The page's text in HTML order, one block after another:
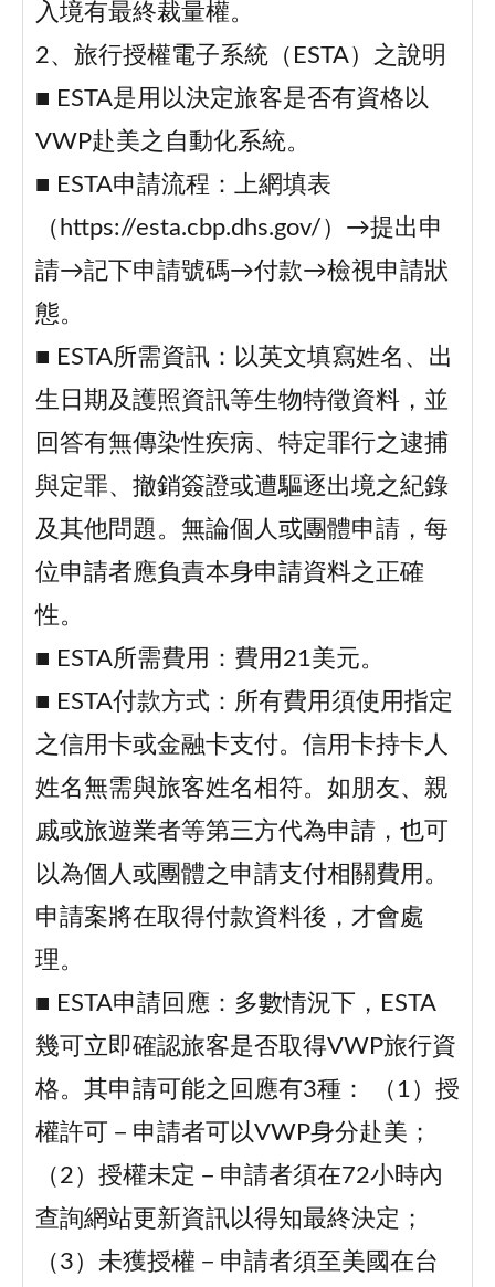
入境有最終裁量權。
2、旅行授權電子系統（ESTA）之說明
■ ESTA是用以決定旅客是否有資格以
VWP赴美之自動化系統。
■ ESTA申請流程：上網填表
（https://esta.cbp.dhs.gov/）→提出申
請→記下申請號碼→付款→檢視申請狀
態。
■ ESTA所需資訊：以英文填寫姓名、出
生日期及護照資訊等生物特徵資料，並
回答有無傳染性疾病、特定罪行之逮捕
與定罪、撤銷簽證或遭驅逐出境之紀錄
及其他問題。無論個人或團體申請，每
位申請者應負責本身申請資料之正確
性。
■ ESTA所需費用：費用21美元。
■ ESTA付款方式：所有費用須使用指定
之信用卡或金融卡支付。信用卡持卡人
姓名無需與旅客姓名相符。如朋友、親
戚或旅遊業者等第三方代為申請，也可
以為個人或團體之申請支付相關費用。
申請案將在取得付款資料後，才會處
理。
■ ESTA申請回應：多數情況下，ESTA
幾可立即確認旅客是否取得VWP旅行資
格。其申請可能之回應有3種： （1）授
權許可－申請者可以VWP身分赴美；
（2）授權未定－申請者須在72小時內
查詢網站更新資訊以得知最終決定；
（3）未獲授權－申請者須至美國在台